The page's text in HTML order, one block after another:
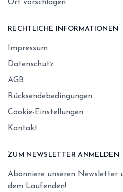
Ort vorschlagen
RECHTLICHE INFORMATIONEN
Impressum
Datenschutz
AGB
Rücksendebedingungen
Cookie-Einstellungen
Kontakt
ZUM NEWSLETTER ANMELDEN
Abonniere unseren Newsletter
dem Laufenden!